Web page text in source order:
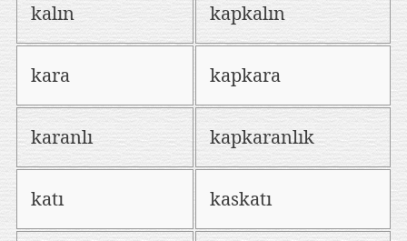
kalın kapkalın
kara kapkara
karanlı kapkaranlık
katı kaskatı